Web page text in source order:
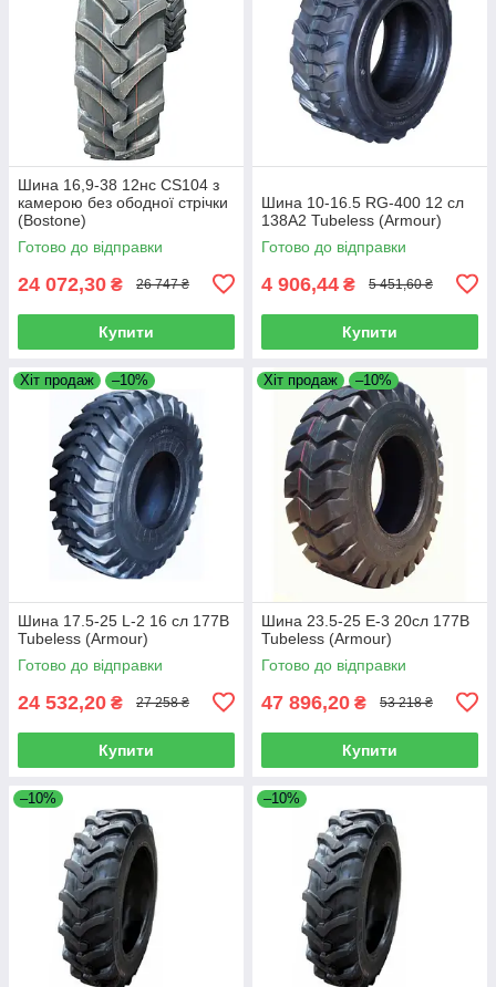
Шина 16,9-38 12нс CS104 з
камерою без ободної стрічки
(Bostone)
Готово до відправки
24 072,30 ₴ 26 747 ₴
Купити
Шина 10-16.5 RG-400 12 сл
138A2 Tubeless (Armour)
Готово до відправки
4 906,44 ₴ 5 451,60 ₴
Купити
Хіт продаж –10%
Шина 17.5-25 L-2 16 сл 177B
Tubeless (Armour)
Готово до відправки
24 532,20 ₴ 27 258 ₴
Купити
Хіт продаж –10%
Шина 23.5-25 E-3 20сл 177B
Tubeless (Armour)
Готово до відправки
47 896,20 ₴ 53 218 ₴
Купити
–10% –10%